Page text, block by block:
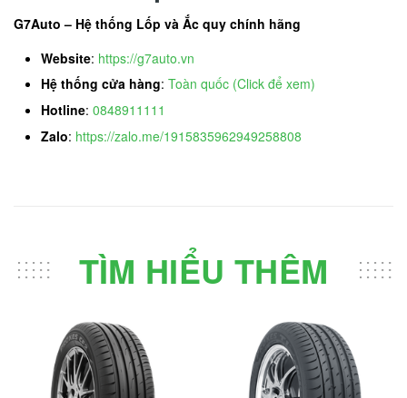
G7Auto – Hệ thống Lốp và Ắc quy chính hãng
Website: https://g7auto.vn
Hệ thống cửa hàng: Toàn quốc (Click để xem)
Hotline: 0848911111
Zalo: https://zalo.me/1915835962949258808
TÌM HIỂU THÊM